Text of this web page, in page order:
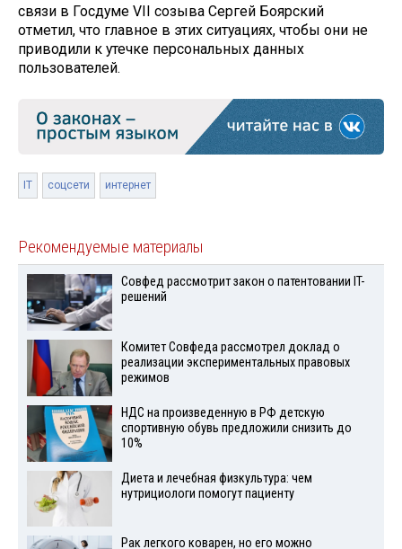
связи в Госдуме VII созыва Сергей Боярский
отметил, что главное в этих ситуациях, чтобы они не
приводили к утечке персональных данных
пользователей.
IT соцсети интернет
Рекомендуемые материалы
Совфед рассмотрит закон о патентовании IT-
решений
Комитет Совфеда рассмотрел доклад о
реализации экспериментальных правовых
режимов
НДС на произведенную в РФ детскую
спортивную обувь предложили снизить до
10%
Диета и лечебная физкультура: чем
нутрициологи помогут пациенту
Рак легкого коварен, но его можно